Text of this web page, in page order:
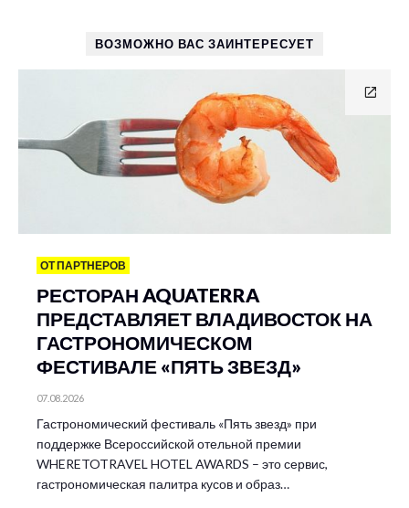
ВОЗМОЖНО ВАС ЗАИНТЕРЕСУЕТ
ОТ ПАРТНЕРОВ
РЕСТОРАН AQUATERRA
ПРЕДСТАВЛЯЕТ ВЛАДИВОСТОК НА
ГАСТРОНОМИЧЕСКОМ
ФЕСТИВАЛЕ «ПЯТЬ ЗВЕЗД»
07.08.2026
Гастрономический фестиваль «Пять звезд» при
поддержке Всероссийской отельной премии
WHERETOTRAVEL HOTEL AWARDS – это сервис,
гастрономическая палитра кусов и образ…